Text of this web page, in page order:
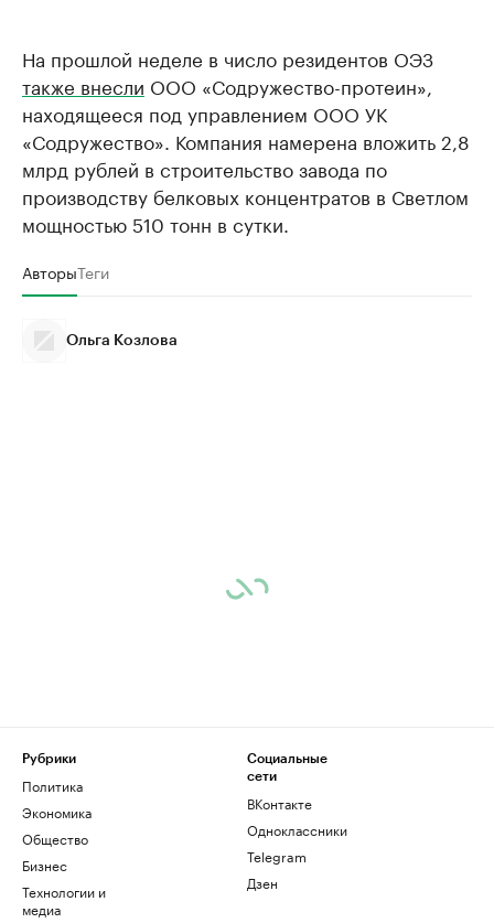
На прошлой неделе в число резидентов ОЭЗ
также внесли ООО «Содружество-протеин»,
находящееся под управлением ООО УК
«Содружество». Компания намерена вложить 2,8
млрд рублей в строительство завода по
производству белковых концентратов в Светлом
мощностью 510 тонн в сутки.
АвторыТеги
Ольга Козлова
Рубрики
Политика
Экономика
Общество
Бизнес
Технологии и
медиа
Социальные
сети
ВКонтакте
Одноклассники
Telegram
Дзен